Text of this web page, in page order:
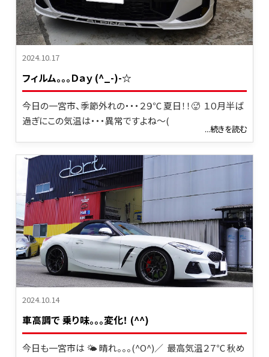
2024.10.17
フィルム。。。Ｄａｙ (^_-)-☆
今日の一宮市、季節外れの・・・２９℃ 夏日！！🥵 １０月半ば
過ぎにこの気温は・・・異常ですよね～(
...続きを読む
2024.10.14
車高調で 乗り味。。。変化！ (^^)
今日も一宮市は 🌤 晴れ。。。(^O^)／ 最高気温２７℃ 秋め